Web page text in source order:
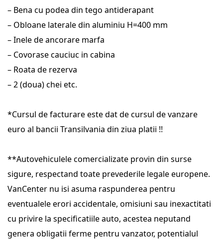
– Bena cu podea din tego antiderapant
– Obloane laterale din aluminiu H=400 mm
– Inele de ancorare marfa
– Covorase cauciuc in cabina
– Roata de rezerva
– 2 (doua) chei etc.
*Cursul de facturare este dat de cursul de vanzare
euro al bancii Transilvania din ziua platii !!
**Autovehiculele comercializate provin din surse
sigure, respectand toate prevederile legale europene.
VanCenter nu isi asuma raspunderea pentru
eventualele erori accidentale, omisiuni sau inexactitati
cu privire la specificatiile auto, acestea neputand
genera obligatii ferme pentru vanzator, potentialul